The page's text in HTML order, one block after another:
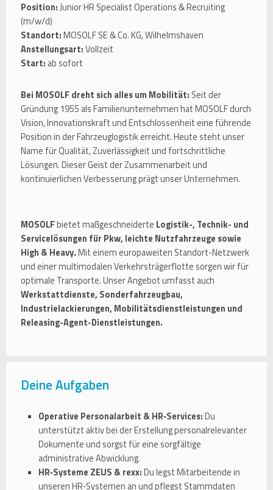
Position:Junior HR Specialist Operations & Recruiting
(m/w/d)
Standort:MOSOLF SE & Co. KG, Wilhelmshaven
Anstellungsart:Vollzeit
Start: ab sofort
Bei MOSOLF dreht sich alles um Mobilität: Seit der
Gründung 1955 als Familienunternehmen hat MOSOLF durch
Vision, Innovationskraft und Entschlossenheit eine führende
Position in der Fahrzeuglogistik erreicht. Heute steht unser
Name für Qualität, Zuverlässigkeit und fortschrittliche
Lösungen. Dieser Geist der Zusammenarbeit und
kontinuierlichen Verbesserung prägt unser Unternehmen.
MOSOLFbietet maßgeschneiderte Logistik-, Technik- und
Servicelösungen für Pkw, leichte Nutzfahrzeuge sowie
High & Heavy.Mit einem europaweiten Standort-Netzwerk
und einer multimodalen Verkehrsträgerflotte sorgen wir für
optimale Transporte. Unser Angebot umfasst auch
Werkstattdienste, Sonderfahrzeugbau,
Industrielackierungen, Mobilitätsdienstleistungen und
Releasing-Agent-Dienstleistungen.
Deine Aufgaben
Operative Personalarbeit & HR‑Services:Du
unterstützt aktiv bei der Erstellung personalrelevanter
Dokumente und sorgst für eine sorgfältige
administrative Abwicklung.
HR‑Systeme ZEUS & rexx:Du legst Mitarbeitende in
unseren HR‑Systemen an und pflegst Stammdaten